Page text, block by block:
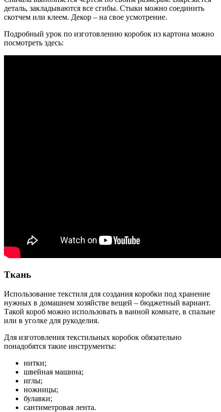
деталь, закладываются все сгибы. Стыки можно соединить
скотчем или клеем. Декор – на свое усмотрение.
Подробный урок по изготовлению коробок из картона можно
посмотреть здесь:
Ткань
Использование текстиля для создания коробки под хранение
нужных в домашнем хозяйстве вещей – бюджетный вариант.
Такой короб можно использовать в ванной комнате, в спальне
или в уголке для рукоделия.
Для изготовления текстильных коробок обязательно
понадобятся такие инструменты:
нитки;
швейная машина;
иглы;
ножницы;
булавки;
сантиметровая лента.